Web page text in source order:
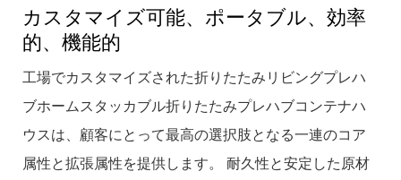
カスタマイズ可能、ポータブル、効率
的、機能的
工場でカスタマイズされた折りたたみリビングプレハ
ブホームスタッカブル折りたたみプレハブコンテナハ
ウスは、顧客にとって最高の選択肢となる一連のコア
属性と拡張属性を提供します。 耐久性と安定した原材